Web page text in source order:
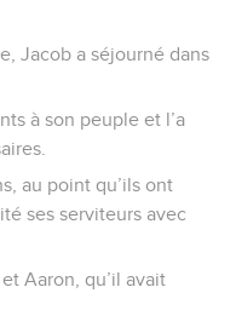
Jacob a séjourné dans
à son peuple et l’a
au point qu’ils ont
ses serviteurs avec
Aaron, qu’il avait